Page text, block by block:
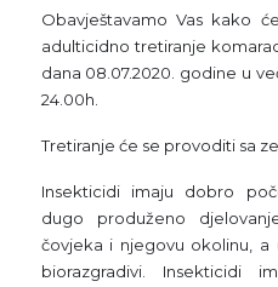
Obavještavamo Vas kako
adulticidno tretiranje
dana 08.07.2020. godine u
24.00h.
Tretiranje će se provoditi sa
Insekticidi imaju dobro
dugo produženo
čovjeka i njegovu okolinu, a
biorazgradivi. Insekticidi